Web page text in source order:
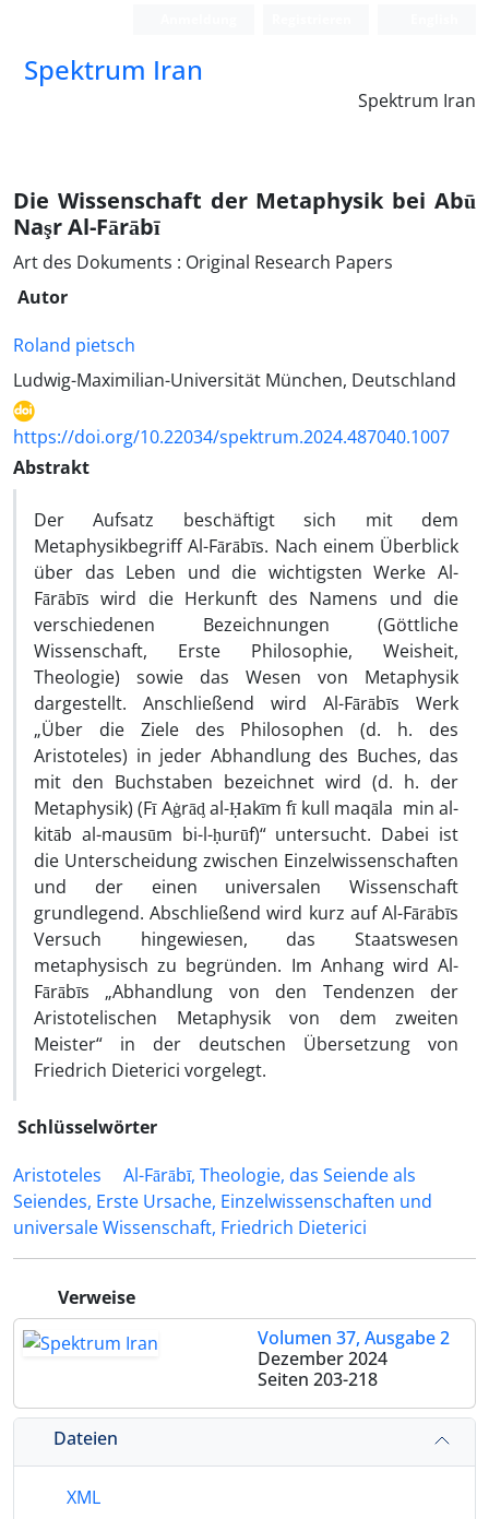
Spektrum Iran
Spektrum Iran
Die Wissenschaft der Metaphysik bei Abū
Naşr Al-Fārābī
Art des Dokuments : Original Research Papers
Autor
Roland pietsch
Ludwig-Maximilian-Universität München, Deutschland
https://doi.org/10.22034/spektrum.2024.487040.1007
Abstrakt
Der Aufsatz beschäftigt sich mit dem
Metaphysikbegriff Al-Fārābīs. Nach einem Überblick
über das Leben und die wichtigsten Werke Al-
Fārābīs wird die Herkunft des Namens und die
verschiedenen Bezeichnungen (Göttliche
Wissenschaft, Erste Philosophie, Weisheit,
Theologie) sowie das Wesen von Metaphysik
dargestellt. Anschließend wird Al-Fārābīs Werk
„Über die Ziele des Philosophen (d. h. des
Aristoteles) in jeder Abhandlung des Buches, das
mit den Buchstaben bezeichnet wird (d. h. der
Metaphysik) (Fī Aġrāᶁ al-Ḥakīm fī kull maqāla min al-
kitāb al-mausūm bi-l-ḥurūf)“ untersucht. Dabei ist
die Unterscheidung zwischen Einzelwissenschaften
und der einen universalen Wissenschaft
grundlegend. Abschließend wird kurz auf Al-Fārābīs
Versuch hingewiesen, das Staatswesen
metaphysisch zu begründen. Im Anhang wird Al-
Fārābīs „Abhandlung von den Tendenzen der
Aristotelischen Metaphysik von dem zweiten
Meister“ in der deutschen Übersetzung von
Friedrich Dieterici vorgelegt.
Schlüsselwörter
Aristoteles
Al-Fārābī, Theologie, das Seiende als
Seiendes, Erste Ursache, Einzelwissenschaften und
universale Wissenschaft, Friedrich Dieterici
Verweise
Volumen 37, Ausgabe 2
Dezember 2024
Seiten 203-218
Dateien
XML